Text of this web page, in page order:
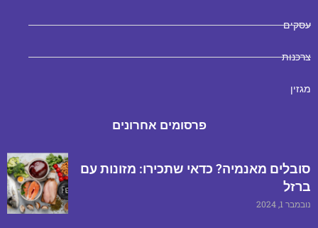
עסקים
צרכנות
מגזין
פרסומים אחרונים
סובלים מאנמיה? כדאי שתכירו: מזונות עם
ברזל
נובמבר 1, 2024